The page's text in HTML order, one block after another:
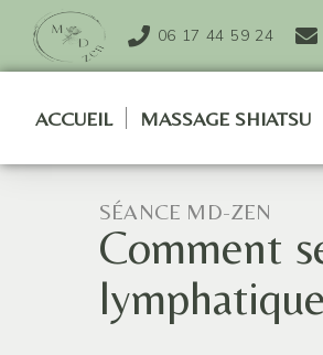
06 17 44 59 24
ACCUEIL MASSAGE SHIATSU
SÉANCE MD-ZEN
Comment